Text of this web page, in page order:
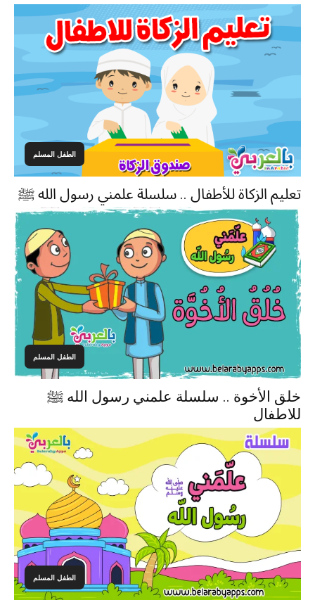
الطفل المسلم
تعليم الزكاة للأطفال .. سلسلة علمني رسول الله ﷺ
الطفل المسلم
خلق الأخوة .. سلسلة علمني رسول الله ﷺ
للاطفال
الطفل المسلم